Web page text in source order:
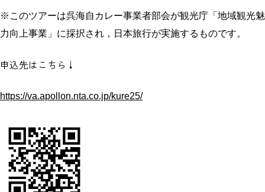
※このツアーは呉海自カレー事業者部会が観光庁「地域観光魅
力向上事業」に採択され，日本旅行が実施するものです。
申込先はこちら↓
https://va.apollon.nta.co.jp/kure25/